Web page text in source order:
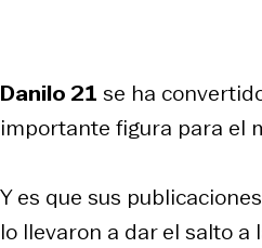
Danilo 21 se ha
importante figura para el
Y es que sus
lo llevaron a dar el salto a